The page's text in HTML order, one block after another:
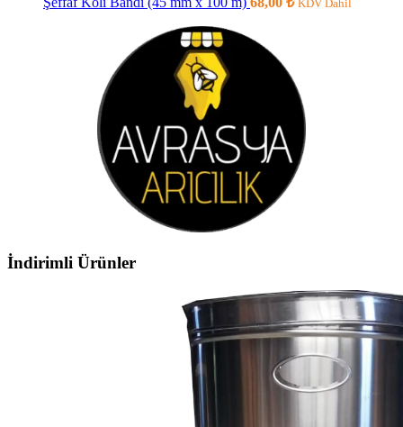
KDV Dahil
İndirimli Ürünler